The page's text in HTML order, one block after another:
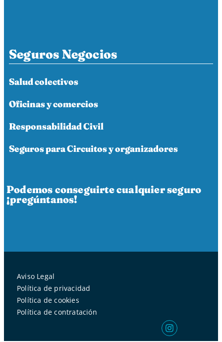
Seguros Negocios
Salud colectivos
Oficinas y comercios
Responsabilidad Civil
Seguros para Circuitos y organizadores
Podemos conseguirte cualquier seguro
¡pregúntanos!
Aviso Legal
Política de privacidad
Política de cookies
Política de contratación